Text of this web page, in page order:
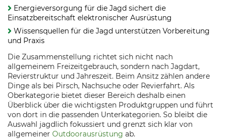
Energieversorgung für die Jagd sichert die
Einsatzbereitschaft elektronischer Ausrüstung
Wissensquellen für die Jagd unterstützen Vorbereitung
und Praxis
Die Zusammenstellung richtet sich nicht nach
allgemeinem Freizeitgebrauch, sondern nach Jagdart,
Revierstruktur und Jahreszeit. Beim Ansitz zählen andere
Dinge als bei Pirsch, Nachsuche oder Revierfahrt. Als
Oberkategorie bietet dieser Bereich deshalb einen
Überblick über die wichtigsten Produktgruppen und führt
von dort in die passenden Unterkategorien. So bleibt die
Auswahl jagdlich fokussiert und grenzt sich klar von
allgemeiner Outdoorausrüstung ab.